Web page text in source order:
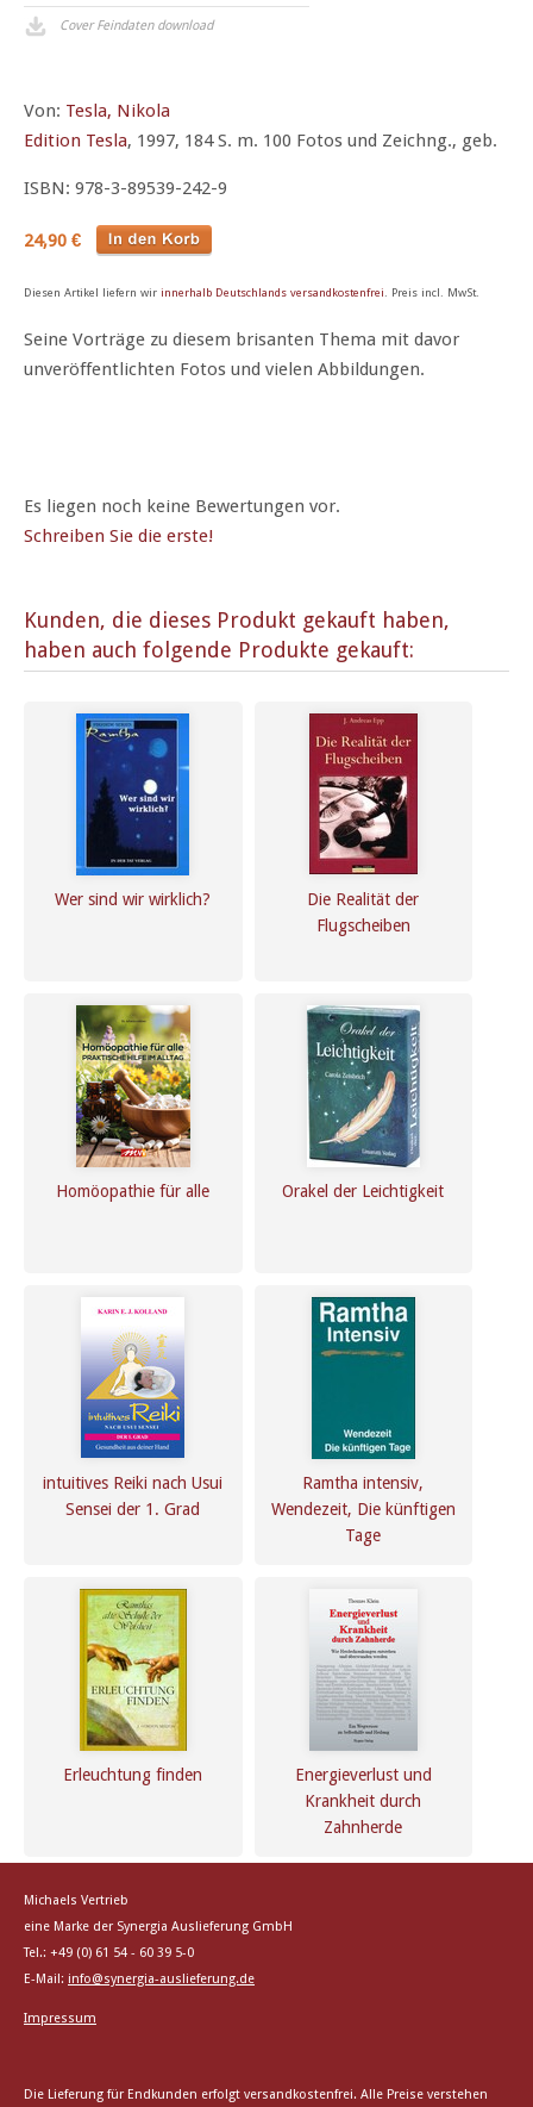
Cover Feindaten download
Von: Tesla, Nikola
Edition Tesla, 1997, 184 S. m. 100 Fotos und Zeichng., geb.
ISBN: 978-3-89539-242-9
24,90 €
Diesen Artikel liefern wir innerhalb Deutschlands versandkostenfrei . Preis incl. MwSt.
Seine Vorträge zu diesem brisanten Thema mit davor
unveröffentlichten Fotos und vielen Abbildungen.
Es liegen noch keine Bewertungen vor.
Schreiben Sie die erste!
Kunden, die dieses Produkt gekauft haben,
haben auch folgende Produkte gekauft:
Wer sind wir wirklich?
Die Realität der
Flugscheiben
Homöopathie für alle Orakel der Leichtigkeit
intuitives Reiki nach Usui
Sensei der 1. Grad
Ramtha intensiv,
Wendezeit, Die künftigen
Tage
Erleuchtung finden
Energieverlust und
Krankheit durch
Zahnherde
Michaels Vertrieb
eine Marke der Synergia Auslieferung GmbH
Tel.: +49 (0) 61 54 - 60 39 5-0
E-Mail: info@synergia-auslieferung.de
Impressum
Die Lieferung für Endkunden erfolgt versandkostenfrei. Alle Preise verstehen